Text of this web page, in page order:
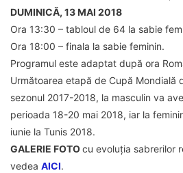
DUMINICĂ, 13 MAI 2018
Ora 13:30 – tabloul de 64 la sabie
Ora 18:00 – finala la sabie feminin.
Programul este adaptat după ora
Următoarea etapă de Cupă Mondială
sezonul 2017-2018, la masculin va
perioada 18-20 mai 2018, iar la
iunie la Tunis 2018.
GALERIE FOTOcu evoluția sabrerilor
vedea AICI.